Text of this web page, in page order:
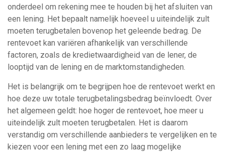
onderdeel om rekening mee te houden bij het afsluiten van
een lening. Het bepaalt namelijk hoeveel u uiteindelijk zult
moeten terugbetalen bovenop het geleende bedrag. De
rentevoet kan variëren afhankelijk van verschillende
factoren, zoals de kredietwaardigheid van de lener, de
looptijd van de lening en de marktomstandigheden.
Het is belangrijk om te begrijpen hoe de rentevoet werkt en
hoe deze uw totale terugbetalingsbedrag beïnvloedt. Over
het algemeen geldt: hoe hoger de rentevoet, hoe meer u
uiteindelijk zult moeten terugbetalen. Het is daarom
verstandig om verschillende aanbieders te vergelijken en te
kiezen voor een lening met een zo laag mogelijke